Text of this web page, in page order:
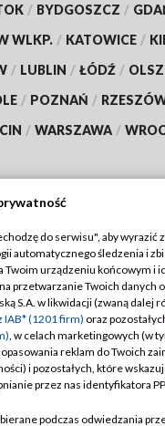
/ BYDGOSZCZ /
WLKP. / KATOWICE /
/ LUBLIN / ŁÓDŹ /
/ POZNAŃ /
/ WARSZAWA /
TVP
TVP
Cyfrowa
Regulamin TVP
Polityka prywatności
Moje zgody
Pomoc
do serwisu", aby wyrazić
automatycznego śledzenia i
Twoim urządzeniu końcowym i
przetwarzanie Twoich danych
S.A. w likwidacji (zwaną dalej
IAB* (1201 firm) oraz
, w celach marketingowych (w
reklam do Twoich
i pozostałych, które
przez nas identyfikatora
podczas odwiedzania